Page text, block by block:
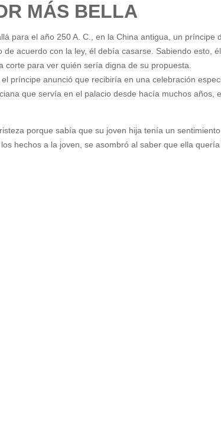
MÁS BELLA
para el año 250 A. C., en la China antigua, un
de acuerdo con la ley, él debía casarse. Sabiendo esto,
corte para ver quién sería digna de su propuesta.
príncipe anunció que recibiría en una celebración
que servía en el palacio desde hacía muchos años,
porque sabía que su joven hija tenía un
hechos a la joven, se asombró al saber que ella